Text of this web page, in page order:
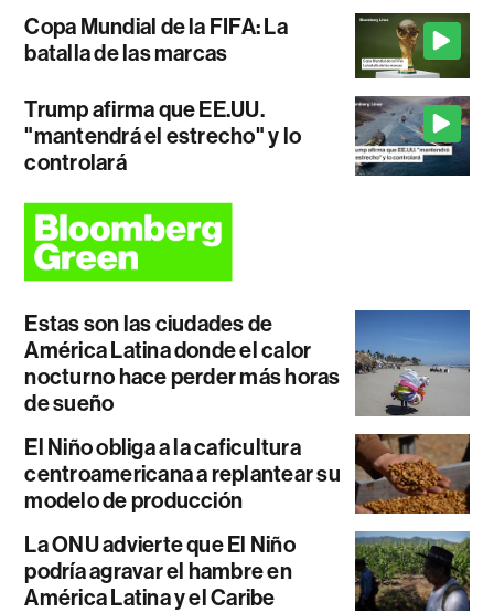
Copa Mundial de la FIFA: La
batalla de las marcas
Trump afirma que EE.UU.
"mantendrá el estrecho" y lo
controlará
Estas son las ciudades de
América Latina donde el calor
nocturno hace perder más horas
de sueño
El Niño obliga a la caficultura
centroamericana a replantear su
modelo de producción
La ONU advierte que El Niño
podría agravar el hambre en
América Latina y el Caribe